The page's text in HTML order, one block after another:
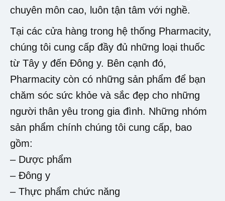
chuyên môn cao, luôn tận tâm với nghề.
Tại các cửa hàng trong hệ thống Pharmacity,
chúng tôi cung cấp đầy đủ những loại thuốc
từ Tây y đến Đông y. Bên cạnh đó,
Pharmacity còn có những sản phẩm để bạn
chăm sóc sức khỏe và sắc đẹp cho những
người thân yêu trong gia đình. Những nhóm
sản phẩm chính chúng tôi cung cấp, bao
gồm:
– Dược phẩm
– Đông y
– Thực phẩm chức năng